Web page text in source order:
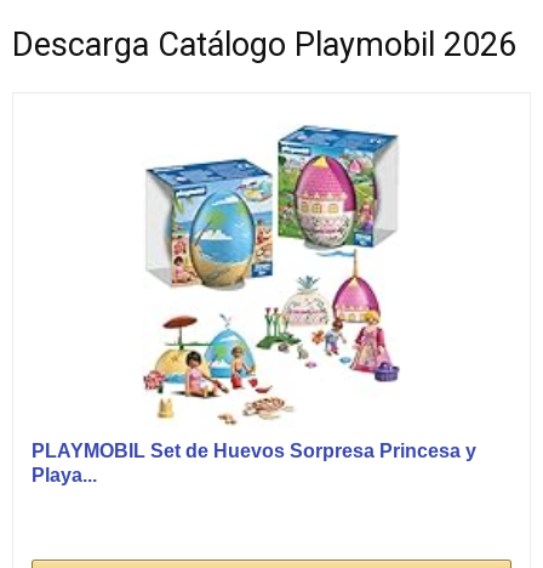
Descarga Catálogo Playmobil 2026
PLAYMOBIL Set de Huevos Sorpresa Princesa y
Playa...